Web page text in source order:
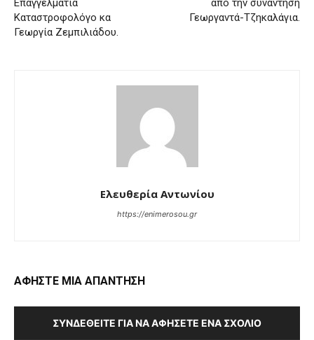
Επαγγελματία
Καταστροφολόγο κα
Γεωργία Ζεμπιλιάδου.
από την συνάντηση
Γεωργαντά-Τζηκαλάγια.
Ελευθερία Αντωνίου
https://enimerosou.gr
ΑΦΗΣΤΕ ΜΙΑ ΑΠΑΝΤΗΣΗ
ΣΥΝΔΕΘΕΊΤΕ ΓΙΑ ΝΑ ΑΦΉΣΕΤΕ ΈΝΑ ΣΧΌΛΙΟ